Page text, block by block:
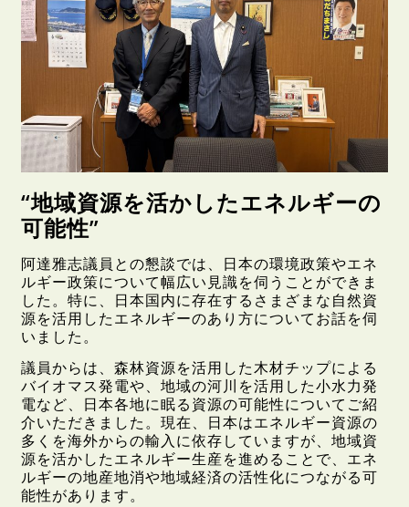
“地域資源を活かしたエネルギーの
可能性”
阿達雅志議員との懇談では、日本の環境政策やエネ
ルギー政策について幅広い見識を伺うことができま
した。特に、日本国内に存在するさまざまな自然資
源を活用したエネルギーのあり方についてお話を伺
いました。
議員からは、森林資源を活用した木材チップによる
バイオマス発電や、地域の河川を活用した小水力発
電など、日本各地に眠る資源の可能性についてご紹
介いただきました。現在、日本はエネルギー資源の
多くを海外からの輸入に依存していますが、地域資
源を活かしたエネルギー生産を進めることで、エネ
ルギーの地産地消や地域経済の活性化につながる可
能性があります。